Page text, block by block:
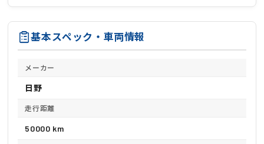
基本スペック・車両情報
メーカー
日野
走行距離
50000 km